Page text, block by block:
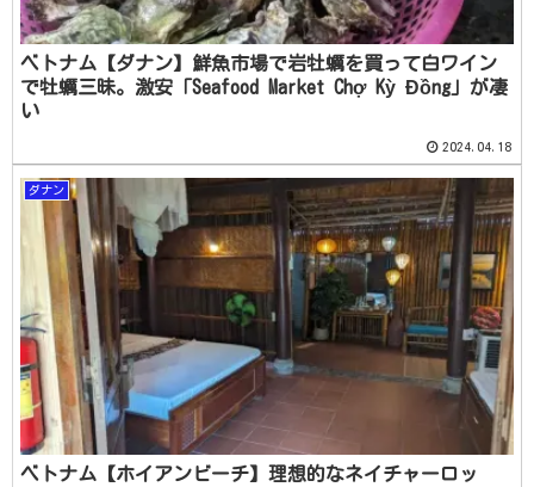
ベトナム【ダナン】鮮魚市場で岩牡蠣を買って白ワイン
で牡蠣三昧。激安「Seafood Market Chợ Kỳ Đồng」が凄
い
2024.04.18
ダナン
ベトナム【ホイアンビーチ】理想的なネイチャーロッ